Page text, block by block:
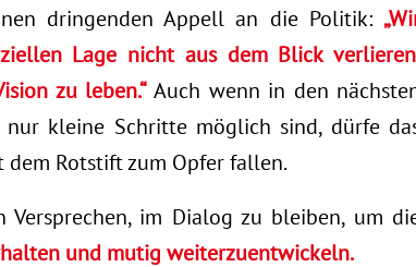
dringenden Appell an die Politik:
Lage nicht aus dem Blick
zu leben.“ Auch wenn in den
kleine Schritte möglich sind, dürfe
Rotstift zum Opfer fallen.
im Dialog zu bleiben, um
und mutig weiterzuentwickeln.